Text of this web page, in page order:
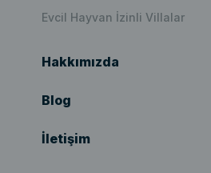
Evcil Hayvan İzinli Villalar
Hakkımızda
Blog
İletişim